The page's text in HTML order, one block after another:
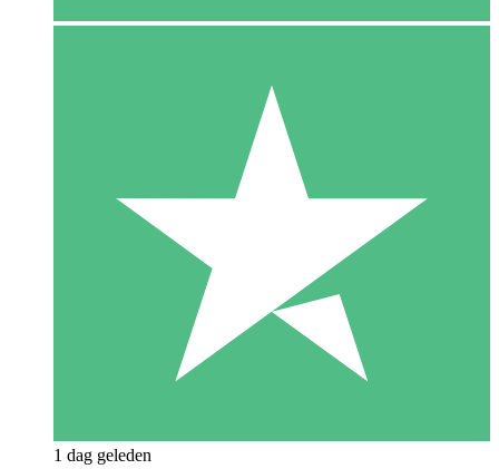
1 dag geleden